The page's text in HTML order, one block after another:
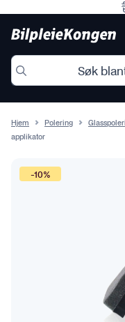
Hjem Polering
applikator
-10%